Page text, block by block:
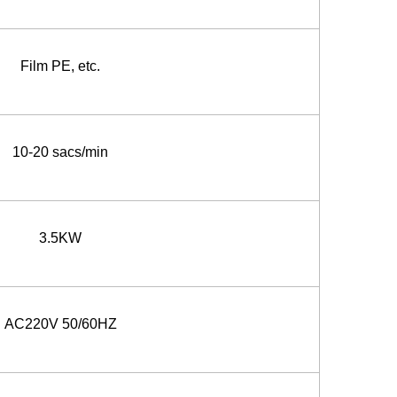
Film PE, etc.
10-20 sacs/min
3.5KW
AC220V 50/60HZ